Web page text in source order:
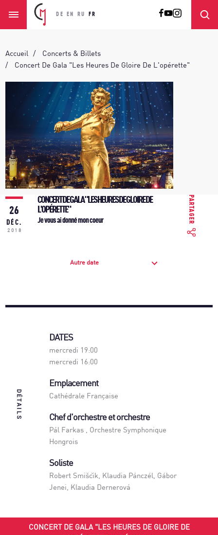
DE EN RU FR
Accueil
Concerts & Billets
Concert De Gala "Les Heures De Gloire De L'opérette"
26
DÉC.
2018
CONCERT DE GALA "LES HEURES DE GLOIRE DE
L'OPÉRETTE"
Je vous ai donné mon coeur PARTAGER
Autre date
DÉTAILS
DATES
mercredi 19:00
mercredi 16:00
Emplacement
Cathédrale Française
Chef d'orchestre et orchestre
Pál Farkas , Orchestre Symphonique
Hongrois
Soliste
Robert Smiščik, Klaudia Pánczél, Gábor
Jenei, Klaudia Dernerová
CONCERT DE GALA "LES HEURES DE GLOIRE DE